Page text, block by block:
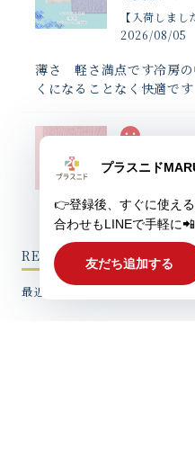
2026/08/05
薄さ 軽さ満点です冷房の
くになることなく快適です
お腹の冷えではなく傷の
さもありしっかりお腹と
RECENTLY VIEWED
最近チェックした製品